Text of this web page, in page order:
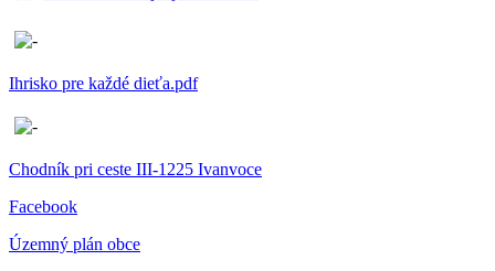
Ihrisko pre každé dieťa.pdf
Chodník pri ceste III-1225 Ivanvoce
Facebook
Územný plán obce